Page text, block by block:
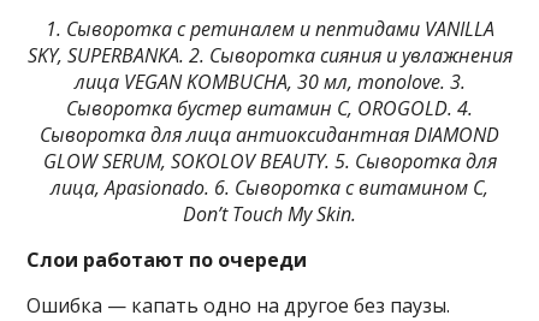
1. Сыворотка с ретиналем и пептидами VANILLA
SKY, SUPERBANKA. 2. Сыворотка сияния и увлажнения
лица VEGAN KOMBUCHA, 30 мл, monolove. 3.
Сыворотка бустер витамин С, OROGOLD. 4.
Сыворотка для лица антиоксидантная DIAMOND
GLOW SERUM, SOKOLOV BEAUTY. 5. Сыворотка для
лица, Apasionado. 6. Сыворотка с витамином С,
Don’t Touch My Skin.
Слои работают по очереди
Ошибка — капать одно на другое без паузы.